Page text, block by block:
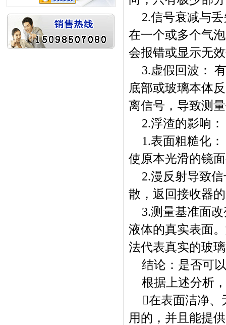
2.信号衰减与
在一个或多个气
会报错或显示无
3.虚假回波：
底部或玻璃本体
离信号，导致测
2.浮渣的影响：
1.表面粗糙化
使原本光滑的镜
2.漫反射导致
散，返回接收器
3.测量基准面
液体的真实表面
法代表真实的玻
结论：是否可
根据上述分析
在表面洁净
用的，并且能提